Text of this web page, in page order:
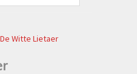
De Witte Lietaer